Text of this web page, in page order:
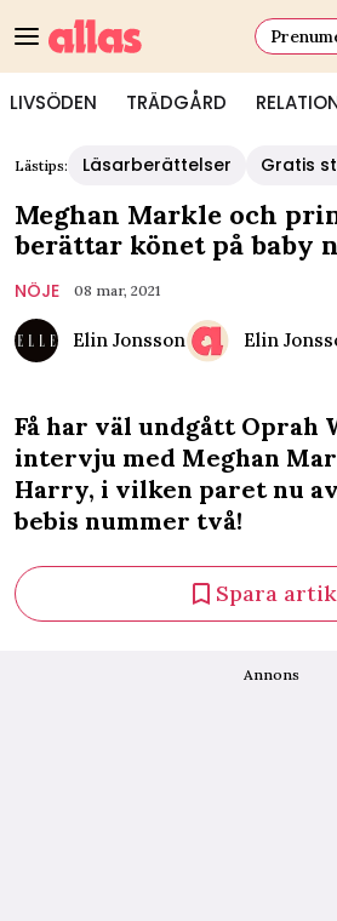
LIVSÖDEN TRÄDGÅRD
Lästips: Läsarberättelser Gratis
Meghan Markle och
berättar könet på baby
NÖJE 08 mar, 2021
Elin Jonsson Elin
Få har väl undgått Oprah
intervju med Meghan
Harry, i vilken paret nu
bebis nummer två!
Spara
Annons